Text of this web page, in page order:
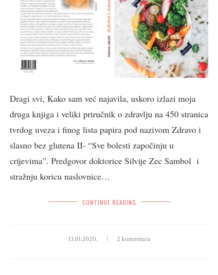
Dragi svi, Kako sam već najavila, uskoro izlazi moja
druga knjiga i veliki priručnik o zdravlju na 450 stranica
tvrdog uveza i finog lista papira pod nazivom Zdravo i
slasno bez glutena II- “Sve bolesti započinju u
crijevima”. Predgovor doktorice Silvije Zec Sambol i
stražnju koricu naslovnice…
CONTINUE READING
13.01.2020. 2 komentara